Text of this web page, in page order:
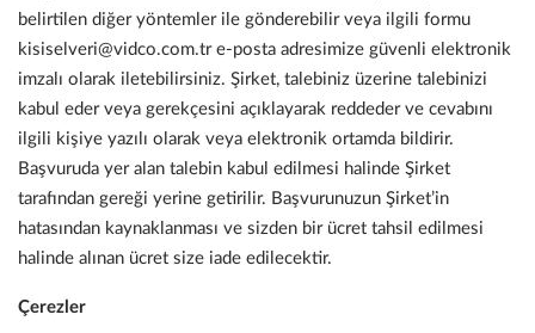
belirtilen diğer yöntemler ile gönderebilir veya ilgili formu
kisiselveri@vidco.com.tr e-posta adresimize güvenli elektronik
imzalı olarak iletebilirsiniz. Şirket, talebiniz üzerine talebinizi
kabul eder veya gerekçesini açıklayarak reddeder ve cevabını
ilgili kişiye yazılı olarak veya elektronik ortamda bildirir.
Başvuruda yer alan talebin kabul edilmesi halinde Şirket
tarafından gereği yerine getirilir. Başvurunuzun Şirket’in
hatasından kaynaklanması ve sizden bir ücret tahsil edilmesi
halinde alınan ücret size iade edilecektir.
Çerezler